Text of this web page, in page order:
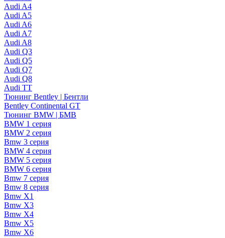
Audi A4
Audi A5
Audi A6
Audi A7
Audi A8
Audi Q3
Audi Q5
Audi Q7
Audi Q8
Audi TT
Тюнинг Bentley | Бентли
Bentley Continental GT
Тюнинг BMW | БМВ
BMW 1 серия
BMW 2 серия
Bmw 3 серия
BMW 4 серия
BMW 5 серия
BMW 6 серия
Bmw 7 серия
Bmw 8 серия
Bmw X1
Bmw X3
Bmw X4
Bmw X5
Bmw X6